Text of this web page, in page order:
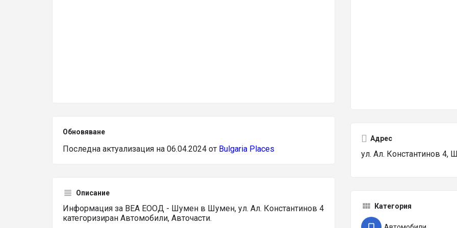
Обновяване
Последна актуализация на 06.04.2024 от Bulgaria Places
Описание
Информация за ВЕА ЕООД - Шумен в Шумен, ул. Ал. Константинов 4
категоризиран Автомобили, Авточасти.
Адрес
ул. Ал. Константинов 4,
Категория